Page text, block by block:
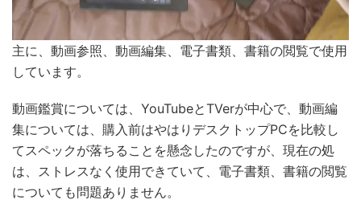
主に、動画参照、動画編集、電子書類、書籍の閲覧で使用
しています。
動画鑑賞については、YouTubeとTVerが中心で、動画編
集については、購入前はやはりデスクトップPCを比較し
てスペックが落ちることを懸念したのですが、現在の処
は、ストレスなく使用できていて、電子書類、書籍の閲覧
についても問題ありません。